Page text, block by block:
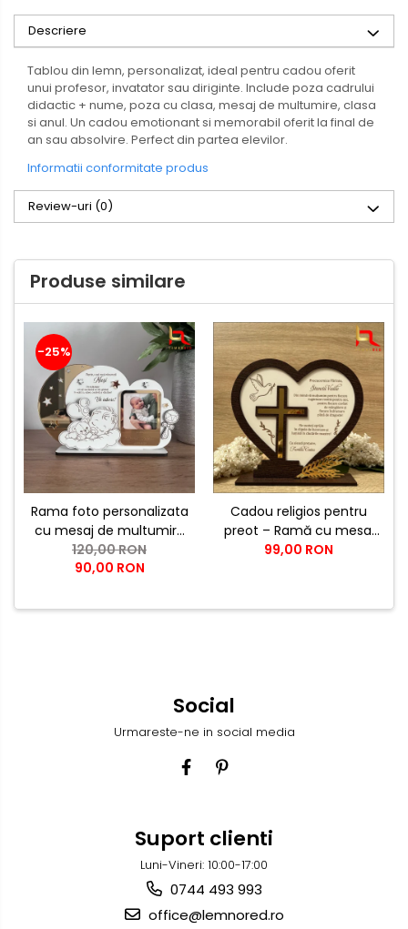
Descriere
Tablou din lemn, personalizat, ideal pentru cadou oferit
unui profesor, invatator sau diriginte. Include poza cadrului
didactic + nume, poza cu clasa, mesaj de multumire, clasa
si anul. Un cadou emotionant si memorabil oferit la final de
an sau absolvire. Perfect din partea elevilor.
Informatii conformitate produs
Review-uri (0)
Produse similare
-25%
Rama foto personalizata
cu mesaj de multumire
pentru nasii de botez |
Cadou emotional pentru
120,00 RON
90,00 RON
Cadou religios pentru
preot – Ramă cu mesaj
de mulțumire și cruce
99,00 RON
Social
Urmareste-ne in social media
Suport clienti
Luni-Vineri: 10:00-17:00
0744 493 993
office@lemnored.ro